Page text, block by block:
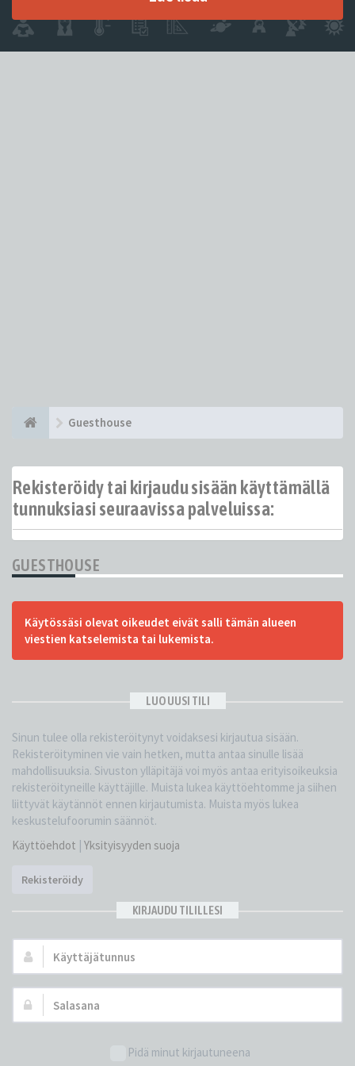
Guesthouse
Rekisteröidy tai kirjaudu sisään käyttämällä
tunnuksiasi seuraavissa palveluissa:
GUESTHOUSE
Käytössäsi olevat oikeudet eivät salli tämän alueen
viestien katselemista tai lukemista.
LUO UUSI TILI
Sinun tulee olla rekisteröitynyt voidaksesi kirjautua sisään.
Rekisteröityminen vie vain hetken, mutta antaa sinulle lisää
mahdollisuuksia. Sivuston ylläpitäjä voi myös antaa erityisoikeuksia
rekisteröityneille käyttäjille. Muista lukea käyttöehtomme ja siihen
liittyvät käytännöt ennen kirjautumista. Muista myös lukea
keskustelufoorumin säännöt.
Käyttöehdot | Yksityisyyden suoja
Rekisteröidy
KIRJAUDU TILILLESI
Käyttäjätunnus:
Salasana:
Pidä minut kirjautuneena